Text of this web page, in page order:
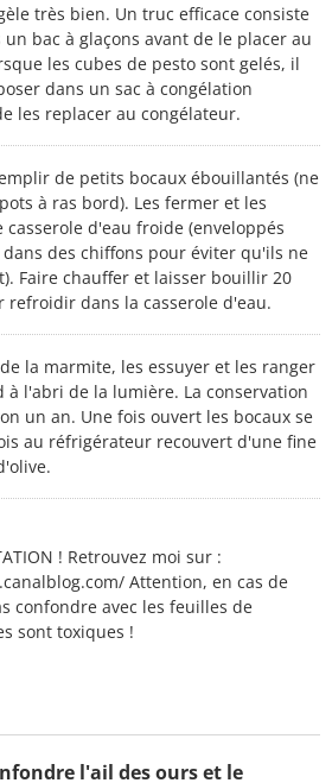
très bien. Un truc efficace consiste
bac à glaçons avant de le placer au
les cubes de pesto sont gelés, il
dans un sac à congélation
les replacer au congélateur.
de petits bocaux ébouillantés (ne
à ras bord). Les fermer et les
casserole d'eau froide (enveloppés
des chiffons pour éviter qu'ils ne
Faire chauffer et laisser bouillir 20
refroidir dans la casserole d'eau.
la marmite, les essuyer et les ranger
à l'abri de la lumière. La conservation
un an. Une fois ouvert les bocaux se
au réfrigérateur recouvert d'une fine
! Retrouvez moi sur :
Attention, en cas de
confondre avec les feuilles de
sont toxiques !
l'ail des ours et le